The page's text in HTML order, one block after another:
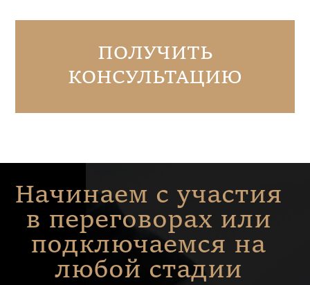
ПОЛУЧИТЬ
КОНСУЛЬТАЦИЮ
Начинаем с участия
в переговорах или
подключаемся на
любой стадии